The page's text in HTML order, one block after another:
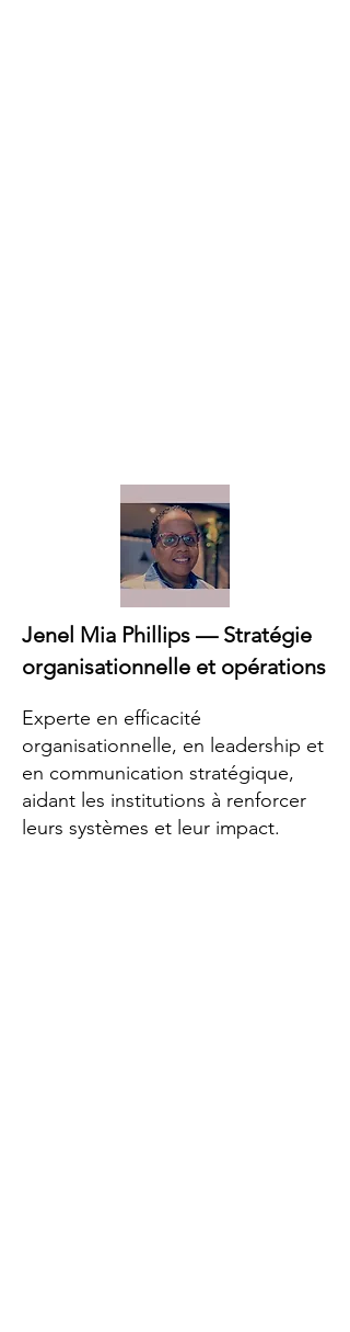
Jenel Mia Phillips — Stratégie
organisationnelle et opérations
Experte en efficacité
organisationnelle, en leadership et
en communication stratégique,
aidant les institutions à renforcer
leurs systèmes et leur impact.